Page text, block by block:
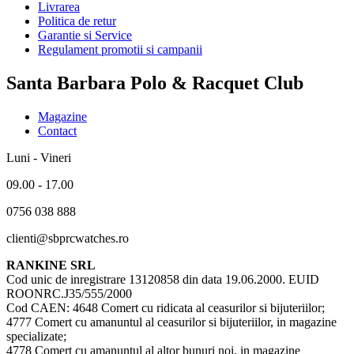
Livrarea
Politica de retur
Garantie si Service
Regulament promotii si campanii
Santa Barbara Polo & Racquet Club
Magazine
Contact
Luni - Vineri
09.00 - 17.00
0756 038 888
clienti@sbprcwatches.ro
RANKINE SRL
Cod unic de inregistrare 13120858 din data 19.06.2000. EUID
ROONRC.J35/555/2000
Cod CAEN: 4648 Comert cu ridicata al ceasurilor si bijuteriilor;
4777 Comert cu amanuntul al ceasurilor si bijuteriilor, in magazine
specializate;
4778 Comert cu amanuntul al altor bunuri noi, in magazine